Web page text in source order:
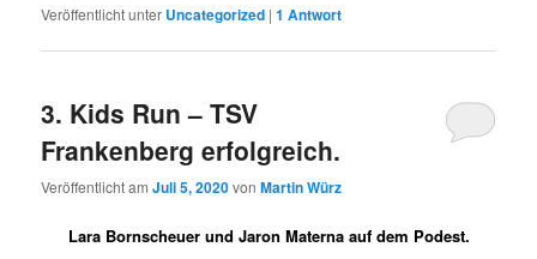
Veröffentlicht unter Uncategorized |1 Antwort
3. Kids Run – TSV
Frankenberg erfolgreich.
Veröffentlicht amJuli 5, 2020vonMartin Würz
Lara Bornscheuer und Jaron Materna auf dem Podest.